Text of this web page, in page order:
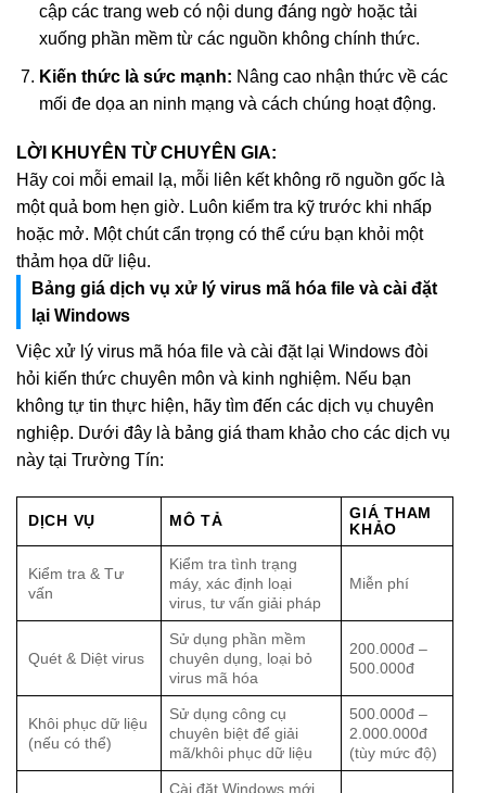
cập các trang web có nội dung đáng ngờ hoặc tải
xuống phần mềm từ các nguồn không chính thức.
Kiến thức là sức mạnh: Nâng cao nhận thức về các
mối đe dọa an ninh mạng và cách chúng hoạt động.
LỜI KHUYÊN TỪ CHUYÊN GIA:
Hãy coi mỗi email lạ, mỗi liên kết không rõ nguồn gốc là
một quả bom hẹn giờ. Luôn kiểm tra kỹ trước khi nhấp
hoặc mở. Một chút cẩn trọng có thể cứu bạn khỏi một
thảm họa dữ liệu.
Bảng giá dịch vụ xử lý virus mã hóa file và cài đặt
lại Windows
Việc xử lý virus mã hóa file và cài đặt lại Windows đòi
hỏi kiến thức chuyên môn và kinh nghiệm. Nếu bạn
không tự tin thực hiện, hãy tìm đến các dịch vụ chuyên
nghiệp. Dưới đây là bảng giá tham khảo cho các dịch vụ
này tại Trường Tín:
DỊCH VỤ MÔ TẢ
GIÁ THAM
KHẢO
Kiểm tra & Tư
vấn
Kiểm tra tình trạng
máy, xác định loại
virus, tư vấn giải pháp
Miễn phí
Quét & Diệt virus
Sử dụng phần mềm
chuyên dụng, loại bỏ
virus mã hóa
200.000đ –
500.000đ
Khôi phục dữ liệu
(nếu có thể)
Sử dụng công cụ
chuyên biệt để giải
mã/khôi phục dữ liệu
500.000đ –
2.000.000đ
(tùy mức độ)
Cài đặt Windows mới,